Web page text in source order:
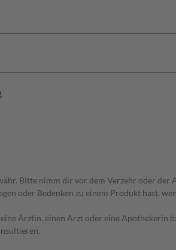
Bitte nimm dir vor dem Verzehr oder
oder Bedenken zu einem Produkt hast,
Ärztin, einen Arzt oder eine Apothekerin